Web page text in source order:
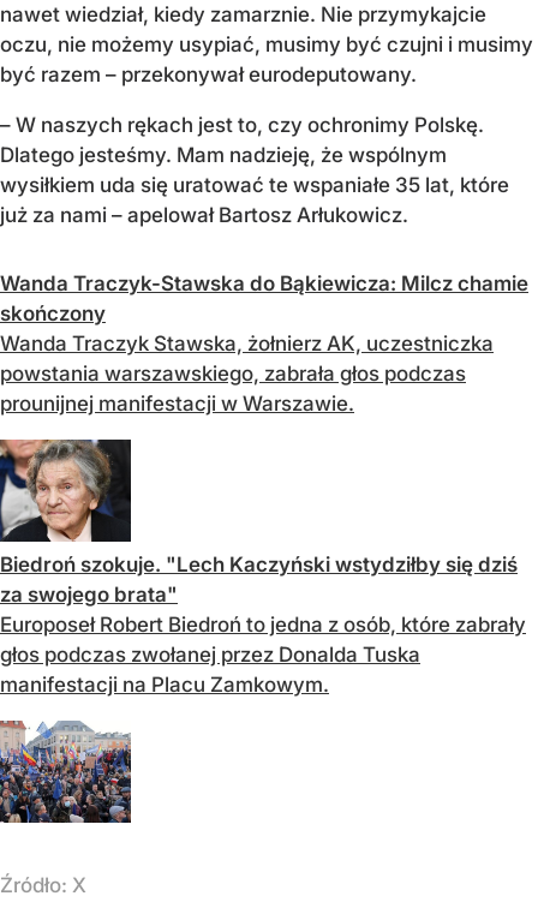
nawet wiedział, kiedy zamarznie. Nie przymykajcie
oczu, nie możemy usypiać, musimy być czujni i musimy
być razem – przekonywał eurodeputowany.
– W naszych rękach jest to, czy ochronimy Polskę.
Dlatego jesteśmy. Mam nadzieję, że wspólnym
wysiłkiem uda się uratować te wspaniałe 35 lat, które
już za nami – apelował Bartosz Arłukowicz.
Wanda Traczyk-Stawska do Bąkiewicza: Milcz chamie
skończony
Wanda Traczyk Stawska, żołnierz AK, uczestniczka
powstania warszawskiego, zabrała głos podczas
prounijnej manifestacji w Warszawie.
Biedroń szokuje. "Lech Kaczyński wstydziłby się dziś
za swojego brata"
Europoseł Robert Biedroń to jedna z osób, które zabrały
głos podczas zwołanej przez Donalda Tuska
manifestacji na Placu Zamkowym.
Źródło: X